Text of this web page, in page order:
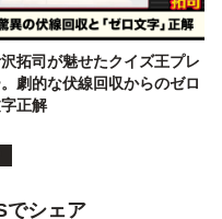
拓司が魅せたクイズ王プレ
劇的な伏線回収からのゼロ
正解
でシェア